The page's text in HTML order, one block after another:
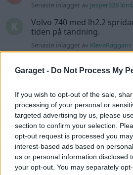
Garaget - Do Not Process My
If you wish to opt-out of the sale,
processing of your personal or
targeted advertising by us, please
section to confirm your selection.
opt-out request is processed you
interest-based ads based on
us or personal information disclosed
your opt-out. You may separately
Senaste inlägget av Jesper328
Volvo 740 med lh2.2
tiden på tändning.
Senaste inlägget av
felsökning
Ford Mustang e Mac 2023
244 motorbyte till d5252t
Senaste inlägget avJeppegaming
(Avancerad)
Senaste projektinläggen
Volvo Amazon 1965 85 svar
Senaste inlägget avtomhjort för